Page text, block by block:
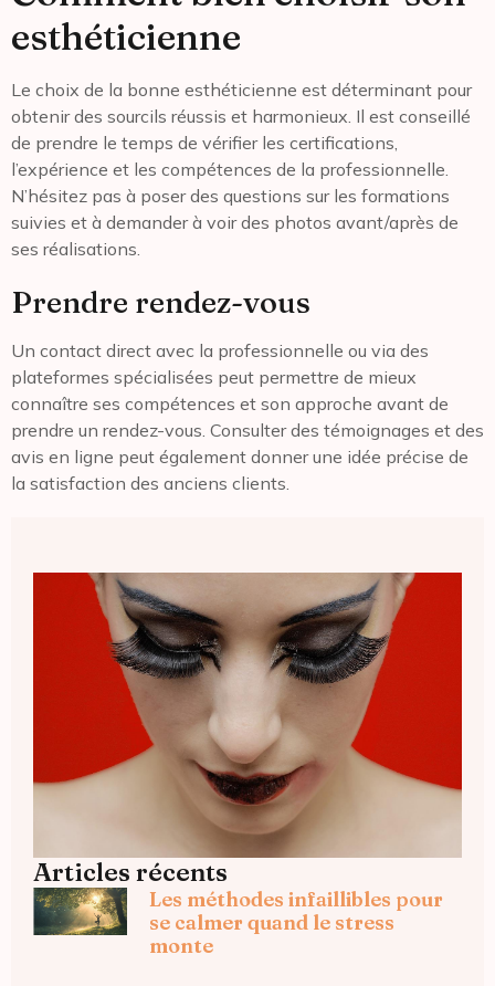
esthéticienne
Le choix de la bonne esthéticienne est déterminant pour
obtenir des sourcils réussis et harmonieux. Il est conseillé
de prendre le temps de vérifier les certifications,
l’expérience et les compétences de la professionnelle.
N’hésitez pas à poser des questions sur les formations
suivies et à demander à voir des photos avant/après de
ses réalisations.
Prendre rendez-vous
Un contact direct avec la professionnelle ou via des
plateformes spécialisées peut permettre de mieux
connaître ses compétences et son approche avant de
prendre un rendez-vous. Consulter des témoignages et des
avis en ligne peut également donner une idée précise de
la satisfaction des anciens clients.
Articles récents
Les méthodes infaillibles pour
se calmer quand le stress
monte